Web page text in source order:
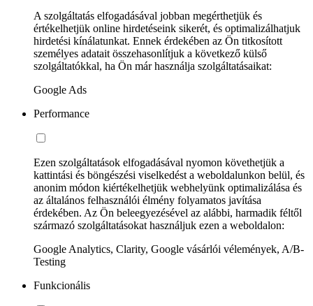
A szolgáltatás elfogadásával jobban megérthetjük és
értékelhetjük online hirdetéseink sikerét, és optimalizálhatjuk
hirdetési kínálatunkat. Ennek érdekében az Ön titkosított
személyes adatait összehasonlítjuk a következő külső
szolgáltatókkal, ha Ön már használja szolgáltatásaikat:
Google Ads
Performance
Ezen szolgáltatások elfogadásával nyomon követhetjük a
kattintási és böngészési viselkedést a weboldalunkon belül, és
anonim módon kiértékelhetjük webhelyünk optimalizálása és
az általános felhasználói élmény folyamatos javítása
érdekében. Az Ön beleegyezésével az alábbi, harmadik féltől
származó szolgáltatásokat használjuk ezen a weboldalon:
Google Analytics, Clarity, Google vásárlói vélemények, A/B-
Testing
Funkcionális